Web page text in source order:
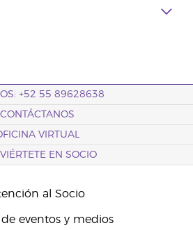
+52 55 89628638
CONTÁCTANOS
VIRTUAL
EN SOCIO
al Socio
eventos y medios